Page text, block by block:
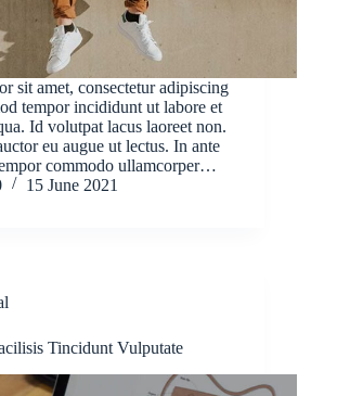
sit amet, consectetur adipiscing
tempor incididunt ut labore et
Id volutpat lacus laoreet non.
eu augue ut lectus. In ante
commodo ullamcorper…
15 June 2021
Tincidunt Vulputate